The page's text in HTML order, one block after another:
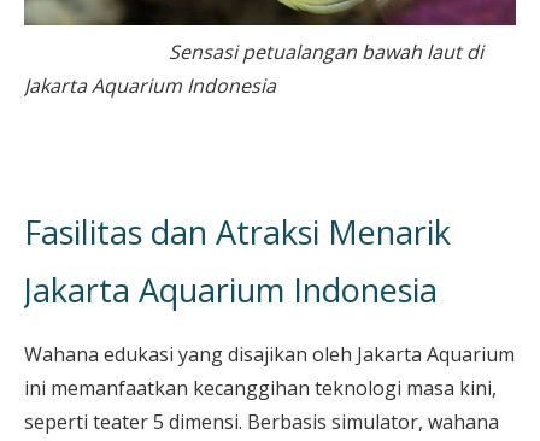
Sensasi petualangan bawah laut di
Jakarta Aquarium Indonesia
Fasilitas dan Atraksi Menarik
Jakarta Aquarium Indonesia
Wahana edukasi yang disajikan oleh Jakarta Aquarium
ini memanfaatkan kecanggihan teknologi masa kini,
seperti teater 5 dimensi. Berbasis simulator, wahana